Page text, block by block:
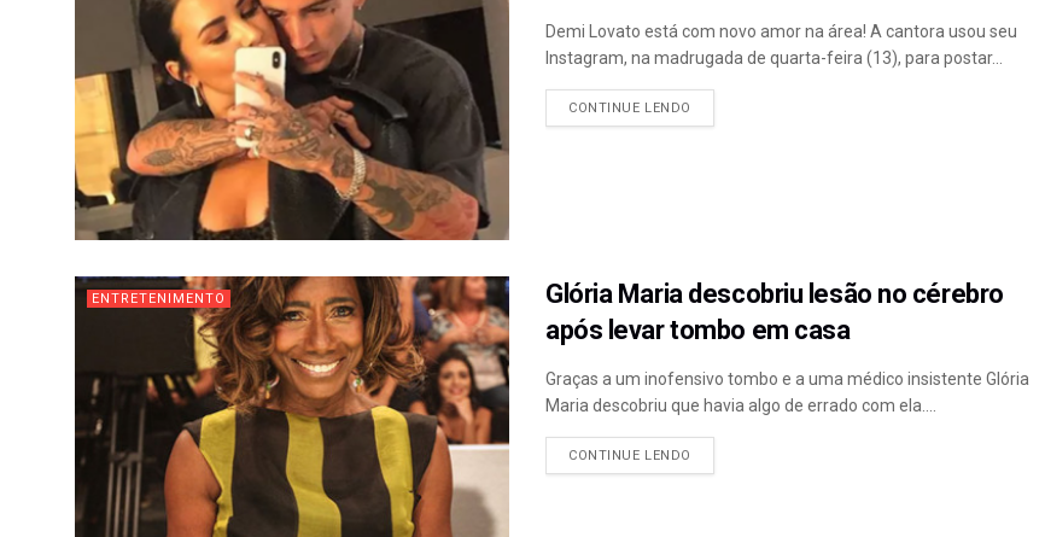
Demi Lovato está com novo amor na área! A cantora usou seu
Instagram, na madrugada de quarta-feira (13), para postar...
CONTINUE LENDO
ENTRETENIMENTO
Glória Maria descobriu lesão no cérebro
após levar tombo em casa
Graças a um inofensivo tombo e a uma médico insistente Glória
Maria descobriu que havia algo de errado com ela....
CONTINUE LENDO